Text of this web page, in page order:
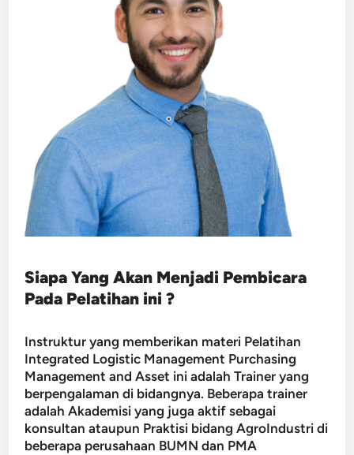
Siapa Yang Akan Menjadi Pembicara
Pada Pelatihan ini ?
Instruktur yang memberikan materi Pelatihan
Integrated Logistic Management Purchasing
Management and Asset ini adalah Trainer yang
berpengalaman di bidangnya. Beberapa trainer
adalah Akademisi yang juga aktif sebagai
konsultan ataupun Praktisi bidang AgroIndustri di
beberapa perusahaan BUMN dan PMA